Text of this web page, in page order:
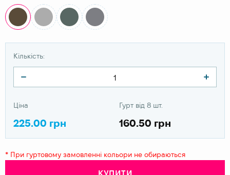
Кількість:
Ціна
225.00 грн
Гурт від 8 шт.
160.50 грн
* При гуртовому замовленні кольори не обираються